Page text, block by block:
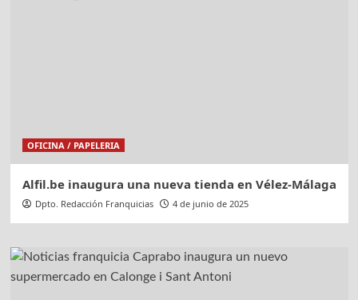
OFICINA / PAPELERIA
Alfil.be inaugura una nueva tienda en Vélez-Málaga
Dpto. Redacción Franquicias 4 de junio de 2025